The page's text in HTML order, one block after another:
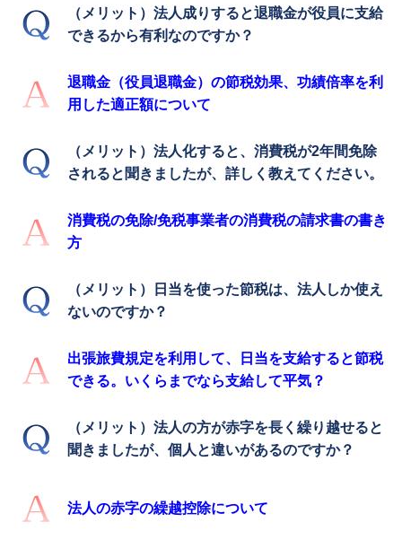
（メリット）法人成りすると退職金が役員に支給
できるから有利なのですか？
退職金（役員退職金）の節税効果、功績倍率を利
用した適正額について
（メリット）法人化すると、消費税が2年間免除
されると聞きましたが、詳しく教えてください。
消費税の免除/免税事業者の消費税の請求書の書き
方
（メリット）日当を使った節税は、法人しか使え
ないのですか？
出張旅費規定を利用して、日当を支給すると節税
できる。いくらまでなら支給して平気？
（メリット）法人の方が赤字を長く繰り越せると
聞きましたが、個人と違いがあるのですか？
法人の赤字の繰越控除について